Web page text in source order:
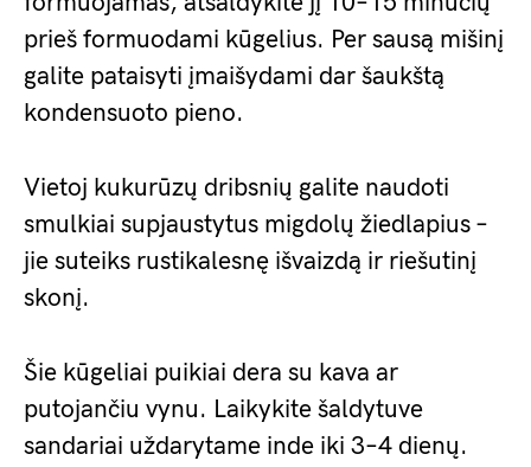
prieš formuodami kūgelius. Per sausą mišinį
galite pataisyti įmaišydami dar šaukštą
kondensuoto pieno.
Vietoj kukurūzų dribsnių galite naudoti
smulkiai supjaustytus migdolų žiedlapius –
jie suteiks rustikalesnę išvaizdą ir riešutinį
skonį.
Šie kūgeliai puikiai dera su kava ar
putojančiu vynu. Laikykite šaldytuve
sandariai uždarytame inde iki 3–4 dienų.